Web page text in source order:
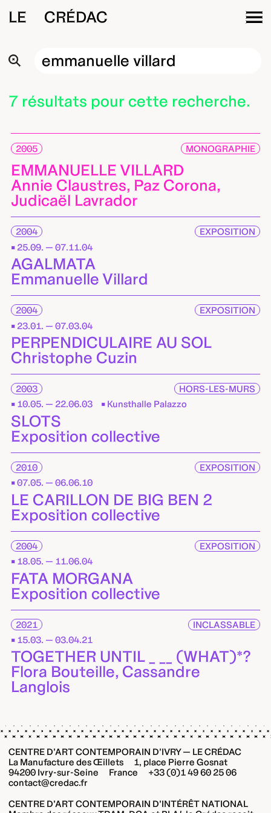
LE CRÉDAC
7 résultats pour cette recherche.
2005 MONOGRAPHIE
EMMANUELLE VILLARD
Annie Claustres, Paz Corona,
Judicaël Lavrador
2004
EXPOSITION
25.09. — 07.11.04
AGALMATA
Emmanuelle Villard
2004
EXPOSITION
23.01. — 07.03.04
PERPENDICULAIRE AU SOL
Christophe Cuzin
2003
HORS-LES-MURS
10.05. — 22.06.03
Kunsthalle Palazzo
SLOTS
Exposition collective
2010
EXPOSITION
07.05. — 06.06.10
LE CARILLON DE BIG BEN 2
Exposition collective
2004
EXPOSITION
18.05. — 11.06.04
FATA MORGANA
Exposition collective
2021
INCLASSABLE
15.03. — 03.04.21
TOGETHER UNTIL _ __ (WHAT)*?
Flora Bouteille, Cassandre
Langlois
CENTRE D’ART CONTEMPORAIN D’IVRY — LE CRÉDAC
La Manufacture des Œillets 1, place Pierre Gosnat
94200 Ivry-sur-Seine France +33 (0)1 49 60 25 06
contact@credac.fr
CENTRE D’ART CONTEMPORAIN D’INTÉRÊT NATIONAL